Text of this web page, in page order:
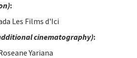
:
Les Films d'Ici
cinematography):
Yariana